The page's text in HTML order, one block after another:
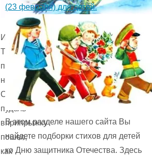
Иван
Топорышкин
пошел
на охоту,
С ним
пудель
вприпрыжку
пошел,
как
(23 февраля) для детей.
В этом разделе нашего сайта Вы
найдете подборки стихов для детей
ко Дню защитника Отечества. Здесь